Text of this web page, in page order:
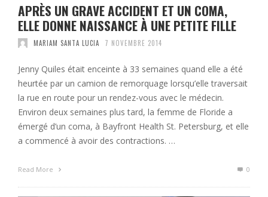
APRÈS UN GRAVE ACCIDENT ET UN COMA,
ELLE DONNE NAISSANCE À UNE PETITE FILLE
MARIAM SANTA LUCIA 7 NOVEMBRE 2014
Jenny Quiles était enceinte à 33 semaines quand elle a été
heurtée par un camion de remorquage lorsqu’elle traversait
la rue en route pour un rendez-vous avec le médecin.
Environ deux semaines plus tard, la femme de Floride a
émergé d’un coma, à Bayfront Health St. Petersburg, et elle
a commencé à avoir des contractions. …
Read More 0